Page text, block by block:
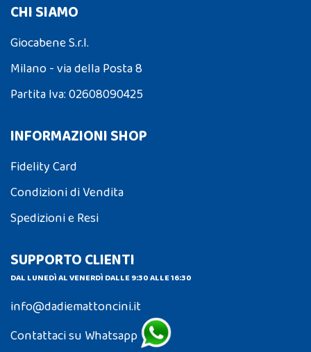
CHI SIAMO
Giocabene S.r.l.
Milano - via della Posta 8
Partita Iva: 02608090425
INFORMAZIONI SHOP
Fidelity Card
Condizioni di Vendita
Spedizioni e Resi
SUPPORTO CLIENTI
DAL LUNEDÌ AL VENERDÌ DALLE 9:30 ALLE 16:30
info@dadiemattoncini.it
Contattaci su Whatsapp